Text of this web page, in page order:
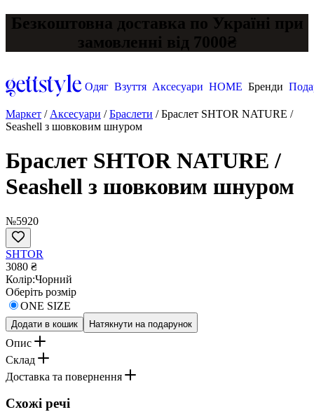
Безкоштовна доставка по Україні при
замовленні від 7000₴
Одяг Взуття Аксесуари HOME Бренди
Маркет / Аксесуари /Браслети /Браслет SHTOR NATURE /
Seashell з шовковим шнуром
Браслет SHTOR NATURE /
Seashell з шовковим шнуром
№5920
SHTOR
3080 ₴
Колір:Чорний
Оберіть розмір
ONE SIZE
Додати в кошик Натякнути на подарунок
Опис
Склад
Доставка та повернення
Схожі речі